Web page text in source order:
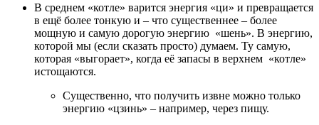
В среднем «котле» варится энергия «ци» и превращается
в ещё более тонкую и – что существеннее – более
мощную и самую дорогую энергию «шень». В энергию,
которой мы (если сказать просто) думаем. Ту самую,
которая «выгорает», когда её запасы в верхнем «котле»
истощаются.
Существенно, что получить извне можно только
энергию «цзинь» – например, через пищу.